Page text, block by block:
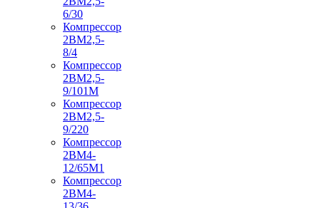
6/30
Компрессор
2ВМ2,5-
8/4
Компрессор
2ВМ2,5-
9/101М
Компрессор
2ВМ2,5-
9/220
Компрессор
2ВМ4-
12/65М1
Компрессор
2ВМ4-